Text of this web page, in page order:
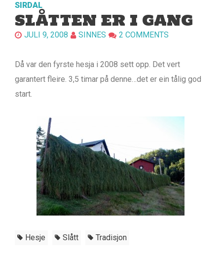
SIRDAL
SLÅTTEN ER I GANG
JULI 9, 2008 SINNES 2 COMMENTS
Då var den fyrste hesja i 2008 sett opp. Det vert
garantert fleire. 3,5 timar på denne…det er ein tålig god
start.
Hesje Slått Tradisjon